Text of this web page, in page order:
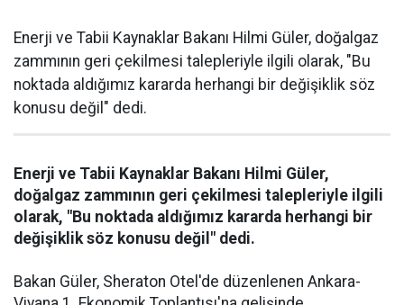
Enerji ve Tabii Kaynaklar Bakanı Hilmi Güler, doğalgaz
zammının geri çekilmesi talepleriyle ilgili olarak, "Bu
noktada aldığımız kararda herhangi bir değişiklik söz
konusu değil" dedi.
Enerji ve Tabii Kaynaklar Bakanı Hilmi Güler,
doğalgaz zammının geri çekilmesi talepleriyle ilgili
olarak, "Bu noktada aldığımız kararda herhangi bir
değişiklik söz konusu değil" dedi.
Bakan Güler, Sheraton Otel'de düzenlenen Ankara-